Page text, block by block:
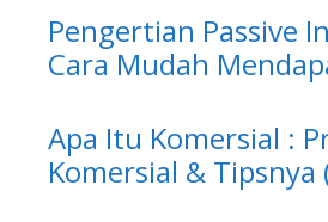
Pengertian Passive
Cara Mudah
Apa Itu Komersial :
Komersial & Tipsnya